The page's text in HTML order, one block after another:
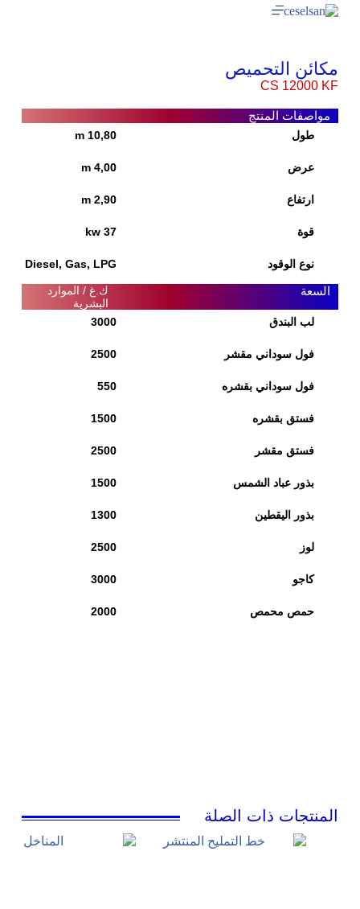
مكائن التحميص
CS 12000 KF
مواصفات المنتج
طول 10,80 m
عرض 4,00 m
ارتفاع 2,90 m
قوة 37 kw
نوع الوقود Diesel, Gas, LPG
السعة
ك.غ / الموارد
البشرية
لب البندق
3000
فول سوداني مقشر 2500
فول سوداني بقشره 550
فستق بقشره 1500
فستق مقشر 2500
بذور عباد الشمس 1500
بذور اليقطين 1300
لوز 2500
كاجو 3000
حمص محمص 2000
المنتجات ذات الصلة